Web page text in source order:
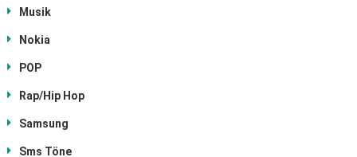
Musik
Nokia
POP
Rap/Hip Hop
Samsung
Sms Töne